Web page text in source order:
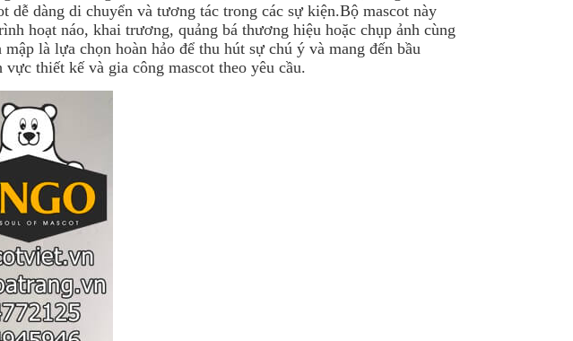
dàng di chuyển và tương tác trong các sự kiện.Bộ mascot này
hoạt náo, khai trương, quảng bá thương hiệu hoặc chụp ảnh cùng
là lựa chọn hoàn hảo để thu hút sự chú ý và mang đến bầu
thiết kế và gia công mascot theo yêu cầu.